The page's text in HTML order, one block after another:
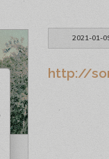
2021-01-
http://